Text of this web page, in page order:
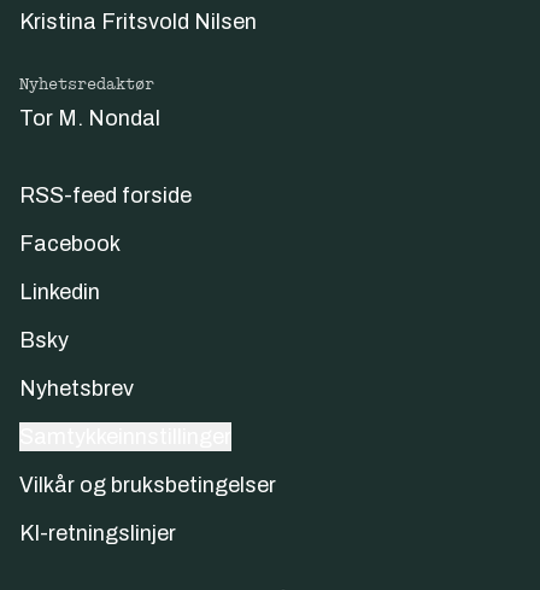
Kristina Fritsvold Nilsen
Nyhetsredaktør
Tor M. Nondal
RSS-feed forside
Facebook
Linkedin
Bsky
Nyhetsbrev
Vilkår og bruksbetingelser
KI-retningslinjer